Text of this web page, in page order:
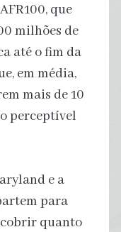
que
milhões de
até o fim da
em média,
mais de 10
perceptível
e a
para
quanto